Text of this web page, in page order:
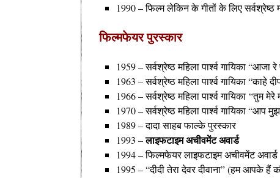
1990 – फिल्म लेकिन के गीतों के लिए सर्वश्रेष्ठ
फिल्मफेयरपुरस्कार
1959 – सर्वश्रेष्ठ महिला पार्श्व गायिका “आजा
1963 – सर्वश्रेष्ठ महिला पार्श्व गायिका
1966 – सर्वश्रेष्ठ महिला पार्श्व गायिका “तुम
1970 – सर्वश्रेष्ठ महिला पार्श्व गायिका
1989 – दादा साहब फाल्के पुरस्कार
1993 –लाइफटाइम अचीवमेंट अवार्ड
1994 – फिल्मफेयर लाइफटाइम अचीवमेंट अवार्ड
1995 – “दीदी तेरा देवर दीवाना” (हम आपके हैं